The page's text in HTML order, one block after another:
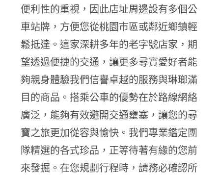
便利性的重視，因此店址周邊設有多個公
車站牌，方便您從桃園市區或鄰近鄉鎮輕
鬆抵達。這家深耕多年的老字號店家，期
望透過便捷的交通，讓更多尋寶愛好者能
夠親身體驗我們信譽卓越的服務與琳瑯滿
目的商品。搭乘公車的優勢在於路線網絡
廣泛，能夠有效避開交通壅塞，讓您的尋
寶之旅更加從容與愉快。我們專業鑑定團
隊精選的各式珍品，正等待著有緣的您前
來發掘。在您規劃行程時，請務必確認所